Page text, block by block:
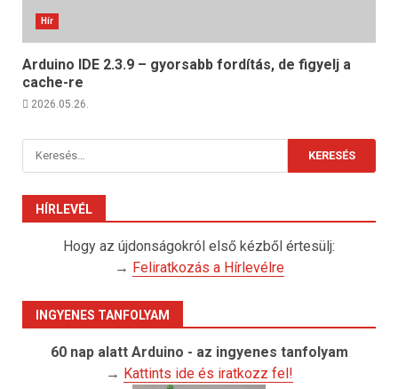
Hír
Arduino IDE 2.3.9 – gyorsabb fordítás, de figyelj a
cache-re
2026.05.26.
Keresés:
HÍRLEVÉL
Hogy az újdonságokról első kézből értesülj:
→ Feliratkozás a Hírlevélre
INGYENES TANFOLYAM
60 nap alatt Arduino - az ingyenes tanfolyam
→ Kattints ide és iratkozz fel!